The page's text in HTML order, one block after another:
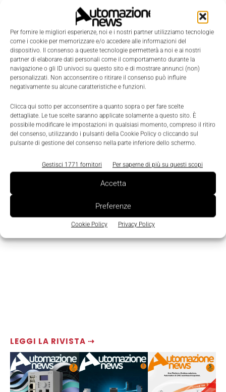
Per fornire le migliori esperienze, noi e i nostri partner utilizziamo tecnologie
come i cookie per memorizzare e/o accedere alle informazioni del
dispositivo. Il consenso a queste tecnologie permetterà a noi e ai nostri
partner di elaborare dati personali come il comportamento durante la
navigazione o gli ID univoci su questo sito e di mostrare annunci (non)
personalizzati. Non acconsentire o ritirare il consenso può influire
negativamente su alcune caratteristiche e funzioni.
Clicca qui sotto per acconsentire a quanto sopra o per fare scelte
dettagliate. Le tue scelte saranno applicate solamente a questo sito. È
possibile modificare le impostazioni in qualsiasi momento, compreso il ritiro
del consenso, utilizzando i pulsanti della Cookie Policy o cliccando sul
pulsante di gestione del consenso nella parte inferiore dello schermo.
Gestisci 1771 fornitori Per saperne di più su questi scopi
Accetta
Preferenze
Cookie Policy Privacy Policy
LEGGI LA RIVISTA ⇢
View SE possono anche accedere in remoto e
scrivere i comandi FactoryTalk View SE, inclusi quelli
di set, toggle, ramp ed espressioni semplici (es.,
Tag1 = Tag2 *. 55 + 72). L'avanzato sistema di
sicurezza permette agli amministratori di definire
gruppi di utenti e assegnare loro l'accesso per
visualizzare e / o scrivere. Nelle precedenti versioni
di FactoryTalk ViewPoint gli amministratori
potevano solo consentire o meno l'accesso all'intera
applicazione FactoryTalk ViewPoint.